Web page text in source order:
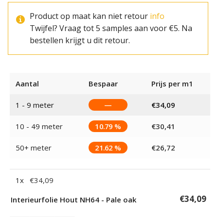
Product op maat kan niet retour info
Twijfel? Vraag tot 5 samples aan voor €5. Na
bestellen krijgt u dit retour.
Aantal Bespaar Prijs per m1
1 - 9 meter — €34,09
10 - 49 meter 10.79 % €30,41
50+ meter 21.62 % €26,72
1 x €34,09
Interieurfolie Hout NH64 - Pale oak
€34,09